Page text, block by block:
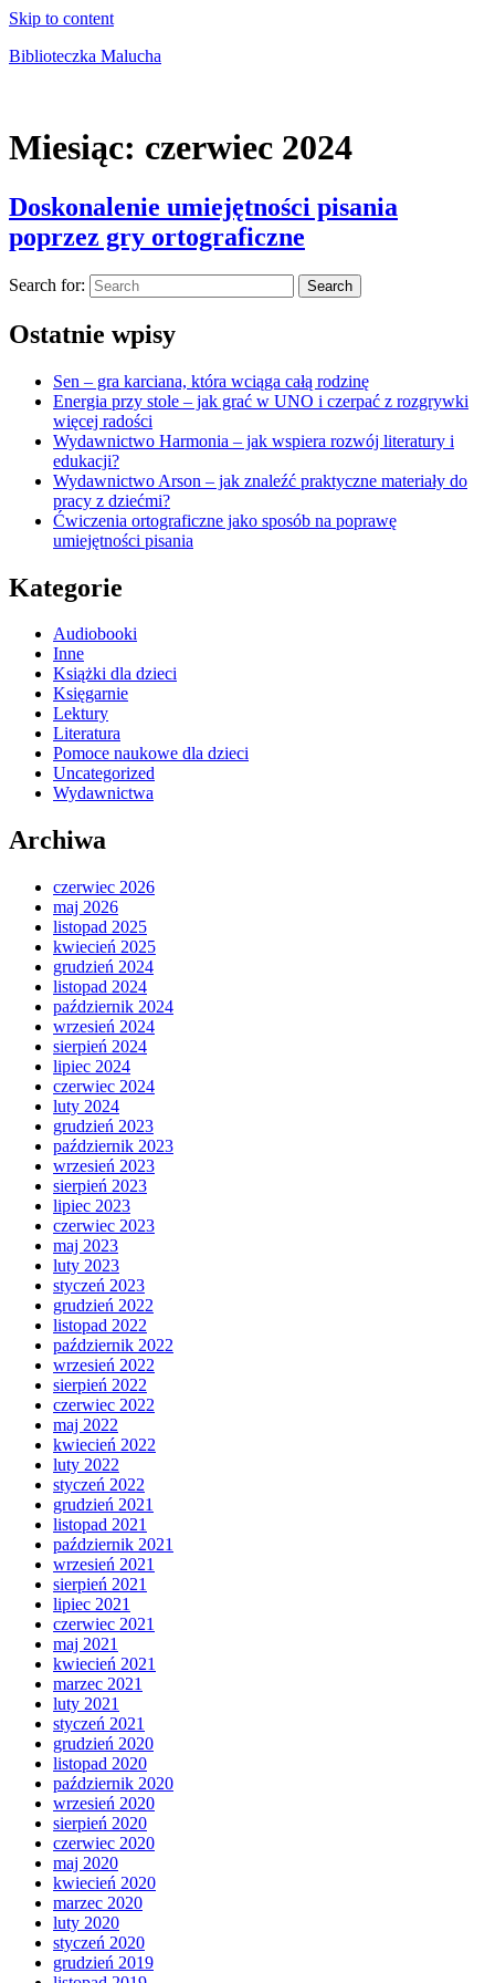
Skip to content
Biblioteczka Malucha
Miesiąc: czerwiec 2024
Doskonalenie umiejętności pisania
poprzez gry ortograficzne
Search for: Search
Ostatnie wpisy
Sen – gra karciana, która wciąga całą rodzinę
Energia przy stole – jak grać w UNO i czerpać z rozgrywki
więcej radości
Wydawnictwo Harmonia – jak wspiera rozwój literatury i
edukacji?
Wydawnictwo Arson – jak znaleźć praktyczne materiały do
pracy z dziećmi?
Ćwiczenia ortograficzne jako sposób na poprawę
umiejętności pisania
Kategorie
Audiobooki
Inne
Książki dla dzieci
Księgarnie
Lektury
Literatura
Pomoce naukowe dla dzieci
Uncategorized
Wydawnictwa
Archiwa
czerwiec 2026
maj 2026
listopad 2025
kwiecień 2025
grudzień 2024
listopad 2024
październik 2024
wrzesień 2024
sierpień 2024
lipiec 2024
czerwiec 2024
luty 2024
grudzień 2023
październik 2023
wrzesień 2023
sierpień 2023
lipiec 2023
czerwiec 2023
maj 2023
luty 2023
styczeń 2023
grudzień 2022
listopad 2022
październik 2022
wrzesień 2022
sierpień 2022
czerwiec 2022
maj 2022
kwiecień 2022
luty 2022
styczeń 2022
grudzień 2021
listopad 2021
październik 2021
wrzesień 2021
sierpień 2021
lipiec 2021
czerwiec 2021
maj 2021
kwiecień 2021
marzec 2021
luty 2021
styczeń 2021
grudzień 2020
listopad 2020
październik 2020
wrzesień 2020
sierpień 2020
czerwiec 2020
maj 2020
kwiecień 2020
marzec 2020
luty 2020
styczeń 2020
grudzień 2019